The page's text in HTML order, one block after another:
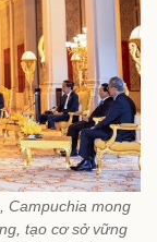
Campuchia mong
tạo cơ sở vững